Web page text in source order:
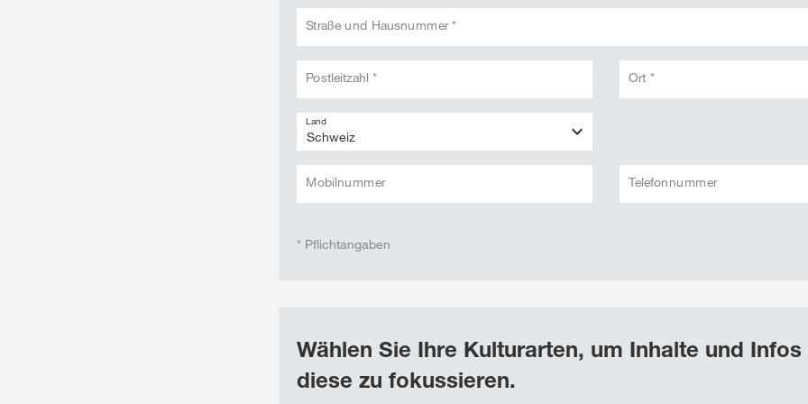
Straße und Hausnummer *
Postleitzahl * Ort *
Land
Mobilnummer Telefonnummer
* Pflichtangaben
Wählen Sie Ihre Kulturarten, um Inhalte und Infos
diese zu fokussieren.